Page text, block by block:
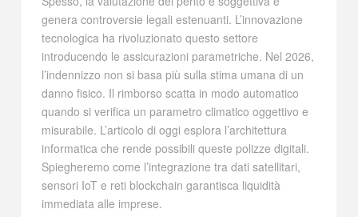
genera controversie legali estenuanti. L’innovazione
tecnologica ha rivoluzionato questo settore
introducendo le assicurazioni parametriche. Nel 2026,
l’indennizzo non si basa più sulla stima umana di un
danno fisico. Il rimborso scatta in modo automatico
quando si verifica un parametro climatico oggettivo e
misurabile. L’articolo di oggi esplora l’architettura
informatica che rende possibili queste polizze digitali.
Spiegheremo come l’integrazione tra dati satellitari,
sensori IoT e reti blockchain garantisca liquidità
immediata alle imprese.